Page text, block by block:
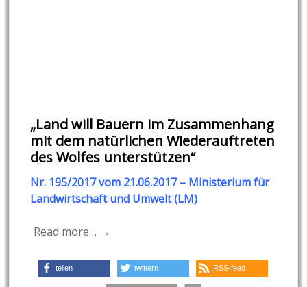
„Land will Bauern im Zusammenhang
mit dem natürlichen Wiederauftreten
des Wolfes unterstützen“
Nr. 195/2017 vom 21.06.2017 – Ministerium für
Landwirtschaft und Umwelt (LM)
Read more… →
teilen twittern RSS-feed